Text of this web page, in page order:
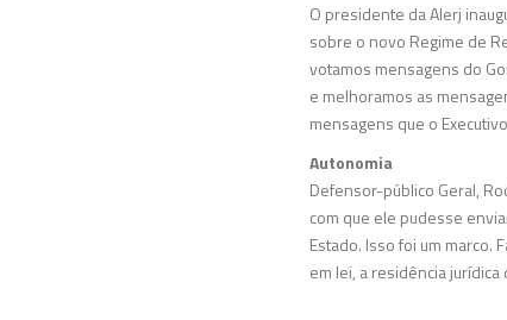
O presidente da Alerj
sobre o novo Regime de
votamos mensagens do
e melhoramos as
mensagens que o
Autonomia
Defensor-público Geral,
com que ele pudesse
Estado. Isso foi um marco.
em lei, a residência jurídica